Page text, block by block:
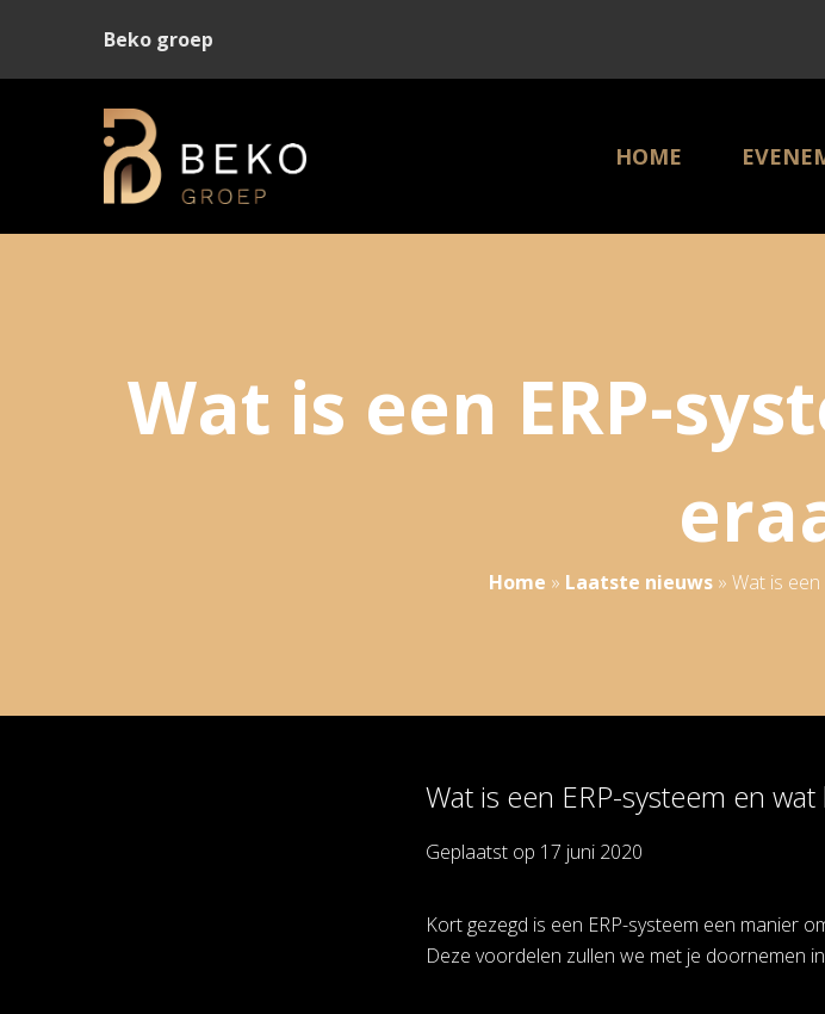
Beko groep
HOME
Wat is een ERP-
Home » Laatste nieuws » Wat is
Wat is een ERP-systeem en
Geplaatst op 17 juni 2020
Kort gezegd is een ERP-systeem een manier
Deze voordelen zullen we met je doornemen